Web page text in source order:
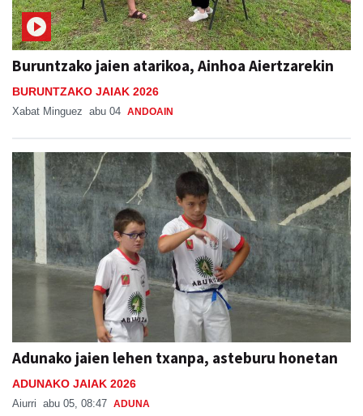
Buruntzako jaien atarikoa, Ainhoa Aiertzarekin
BURUNTZAKO JAIAK 2026
Xabat Minguez abu 04 ANDOAIN
Adunako jaien lehen txanpa, asteburu honetan
ADUNAKO JAIAK 2026
Aiurri abu 05, 08:47 ADUNA